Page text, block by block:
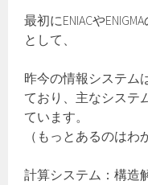
最初にENIACや
として、
昨今の情報システム
ており、主なシステ
ています。
（もっとあるのはわ
計算システム：構造